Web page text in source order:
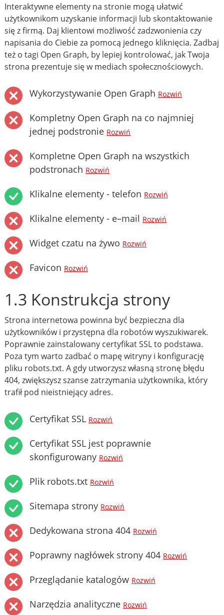
Interaktywne elementy na stronie mogą ułatwić
użytkownikom uzyskanie informacji lub skontaktowanie
się z firmą. Daj klientowi możliwość zadzwonienia czy
napisania do Ciebie za pomocą jednego kliknięcia. Zadbaj
też o tagi Open Graph, by lepiej kontrolować, jak Twoja
strona prezentuje się w mediach społecznościowych.
Wykorzystywanie Open Graph Rozwiń
Kompletny Open Graph na co najmniej
jednej podstronie Rozwiń
Kompletne Open Graph na wszystkich
podstronach Rozwiń
Klikalne elementy - telefon Rozwiń
Klikalne elementy - e–mail Rozwiń
Widget czatu na żywo Rozwiń
Favicon Rozwiń
1.3 Konstrukcja strony
Strona internetowa powinna być bezpieczna dla
użytkowników i przystępna dla robotów wyszukiwarek.
Poprawnie zainstalowany certyfikat SSL to podstawa.
Poza tym warto zadbać o mapę witryny i konfigurację
pliku robots.txt. A gdy utworzysz własną stronę błędu
404, zwiększysz szanse zatrzymania użytkownika, który
trafił pod nieistniejący adres.
Certyfikat SSL Rozwiń
Certyfikat SSL jest poprawnie
skonfigurowany Rozwiń
Plik robots.txt Rozwiń
Sitemapa strony Rozwiń
Dedykowana strona 404 Rozwiń
Poprawny nagłówek strony 404 Rozwiń
Przeglądanie katalogów Rozwiń
Narzędzia analityczne Rozwiń